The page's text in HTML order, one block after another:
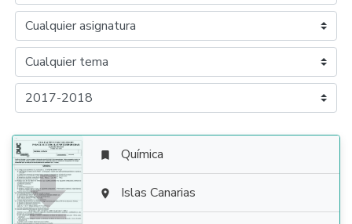

 Química
 Islas Canarias